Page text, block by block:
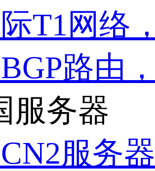
T1网络
路由
服务器
服务器